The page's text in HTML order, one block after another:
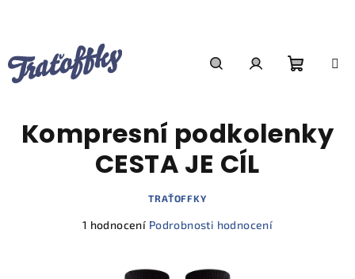
košík
Kompresní podkolenky
CESTA JE CÍL
TRAŤOFFKY
1 hodnocení Podrobnosti hodnocení